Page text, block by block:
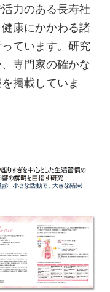
力のある長寿社
康にかかわる諸
ています。研究
専門家の確かな
掲載していま